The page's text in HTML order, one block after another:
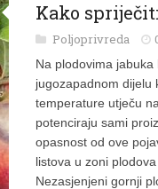
Kako
Poljoprivreda
Na plodovima
jugozapadnom dijelu
temperature utječu
potenciraju sami
opasnost od ove
listova u zoni
Nezasjenjeni gornji